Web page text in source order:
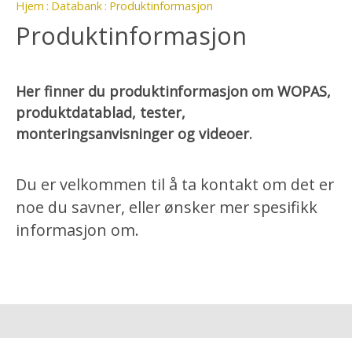
Hjem Databank Produktinformasjon
Produktinformasjon
Her finner du produktinformasjon om WOPAS,
produktdatablad, tester,
monteringsanvisninger og videoer.
Du er velkommen til å ta kontakt om det er
noe du savner, eller ønsker mer spesifikk
informasjon om.